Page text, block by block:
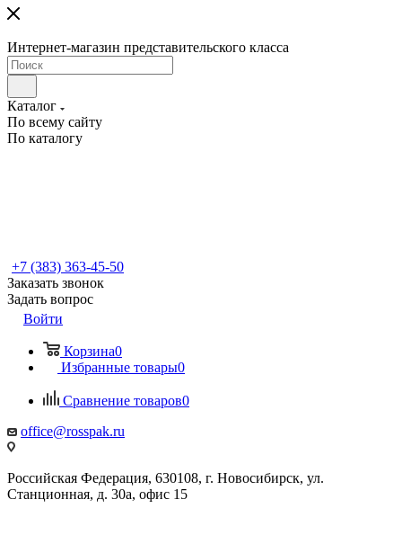
Интернет-магазин представительского класса
Каталог
По всему сайту
По каталогу
+7 (383) 363-45-50
Заказать звонок
Задать вопрос
Войти
Корзина0
Избранные товары0
Сравнение товаров0
office@rosspak.ru
Российская Федерация, 630108, г. Новосибирск, ул.
Станционная, д. 30а, офис 15